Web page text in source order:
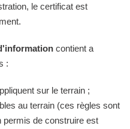
le certificat est
contient a
:
sur le terrain ;
au terrain (ces règles sont
permis de construire est